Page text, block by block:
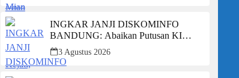
INGKAR JANJI DISKOMINFO
BANDUNG: Abaikan Putusan KI
Jabar, BPKP Siap Giring ke Pengadilan
Negeri untuk Eksekusi Paksa
3 Agustus 2026